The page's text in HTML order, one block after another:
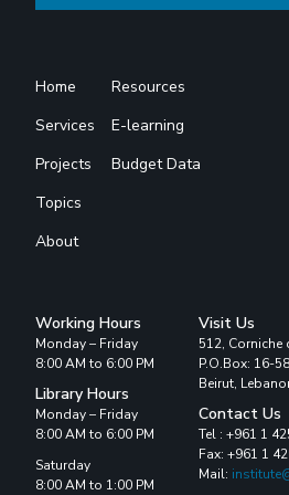
Home
Services
Projects
Topics
About
Resources
E-learning
Budget Data
Working Hours
Monday – Friday
8:00 AM to 6:00 PM
Library Hours
Monday – Friday
8:00 AM to 6:00 PM
Saturday
8:00 AM to 1:00 PM
Visit Us
512, Corniche
P.O.Box: 16-
Beirut,
Contact Us
Tel : +961 1
Fax: +961 1
Mail: